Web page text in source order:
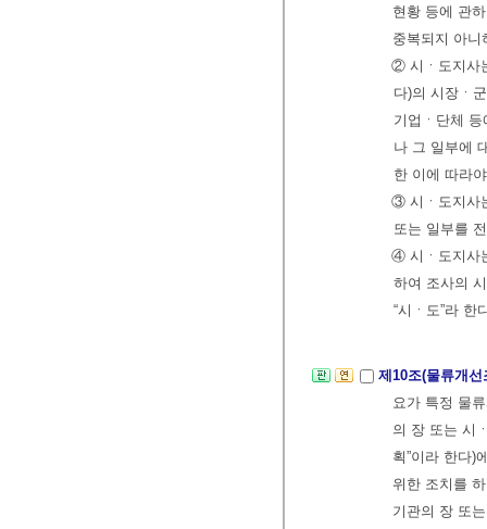
현황 등에 관
중복되지 아
② 시ㆍ도지사
다)의 시장ㆍ
기업ㆍ단체 등
나 그 일부에
한 이에 따라
③ 시ㆍ도지사
또는 일부를
④ 시ㆍ도지사
하여 조사의
“시ㆍ도”라 한
제10조(물류개
요가 특정 물
의 장 또는 시
획”이라 한다)
위한 조치를
기관의 장 또